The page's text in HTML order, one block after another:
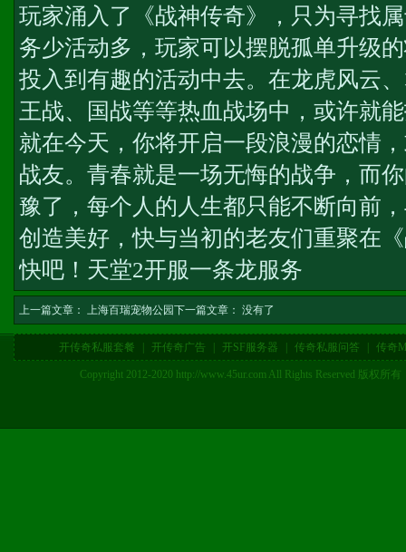
玩家涌入了《战神传奇》，只为寻找
务少活动多，玩家可以摆脱孤单升级
投入到有趣的活动中去。在龙虎风云
王战、国战等等热血战场中，或许就
就在今天，你将开启一段浪漫的恋情
战友。青春就是一场无悔的战争，而
豫了，每个人的人生都只能不断向前
创造美好，快与当初的老友们重聚在
快吧！ 天堂2开服一条龙服务
上一篇文章： 上海百瑞宠物公园下一篇文章： 没有了
开传奇私服套餐 开传奇广告 开SF服务器 传奇私服问答 传奇
Copyright 2012-2020 http://www.45ur.com All Rights Reserved 版权